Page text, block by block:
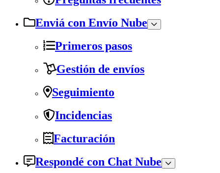
Enviá con Envío Nube
Primeros pasos
Gestión de envíos
Seguimiento
Incidencias
Facturación
Respondé con Chat Nube